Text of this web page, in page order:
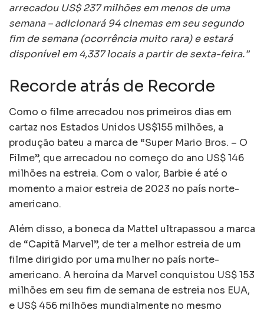
arrecadou US$ 237 milhões em menos de uma
semana – adicionará 94 cinemas em seu segundo
fim de semana (ocorrência muito rara) e estará
disponível em 4,337 locais a partir de sexta-feira.”
Recorde atrás de Recorde
Como o filme arrecadou nos primeiros dias em
cartaz nos Estados Unidos US$155 milhões, a
produção bateu a marca de “Super Mario Bros. – O
Filme”, que arrecadou no começo do ano US$ 146
milhões na estreia. Com o valor, Barbie é até o
momento a maior estreia de 2023 no país norte-
americano.
Além disso, a boneca da Mattel ultrapassou a marca
de “Capitã Marvel”, de ter a melhor estreia de um
filme dirigido por uma mulher no país norte-
americano. A heroína da Marvel conquistou US$ 153
milhões em seu fim de semana de estreia nos EUA,
e US$ 456 milhões mundialmente no mesmo